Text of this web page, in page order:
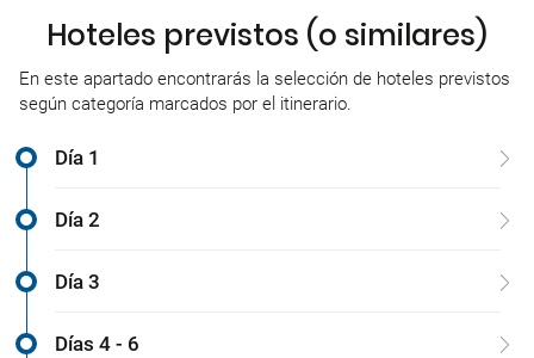
Hoteles previstos (o similares)
En este apartado encontrarás la selección de hoteles previstos
según categoría marcados por el itinerario.
Día 1
Día 2
Día 3
Días 4 - 6